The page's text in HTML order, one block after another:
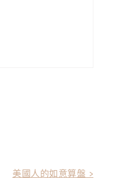
美國人的如意算盤 >